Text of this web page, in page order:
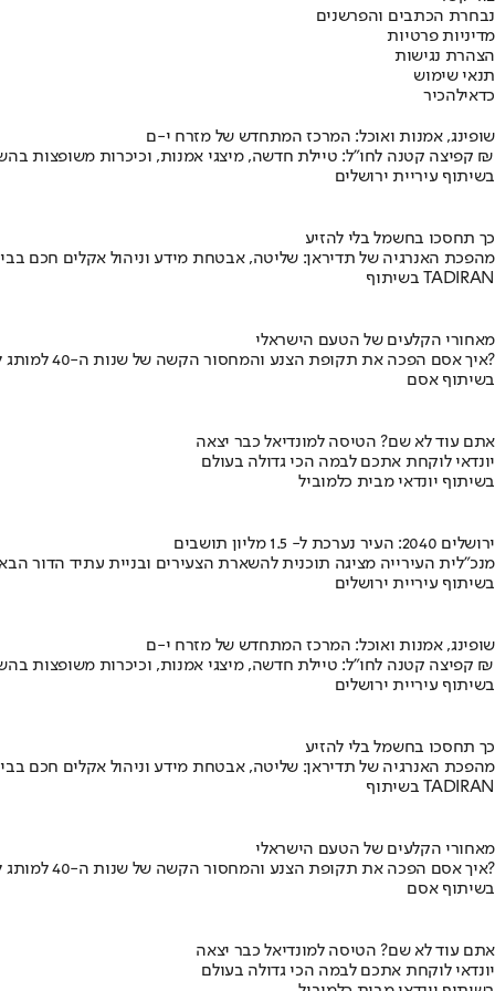
נבחרת הכתבים והפרשנים
מדיניות פרטיות
הצהרת נגישות
תנאי שימוש
כדאילהכיר
שופינג, אמנות ואוכל: המרכז המתחדש של מזרח י-ם
קפיצה קטנה לחו"ל: טיילת חדשה, מיצגי אמנות, וכיכרות משופצות בהשקעה של 100 מיליון ₪
בשיתוף עיריית ירושלים
כך תחסכו בחשמל בלי להזיע
מהפכת האנרגיה של תדיראן: שליטה, אבטחת מידע וניהול אקלים חכם
בשיתוף TADIRAN
מאחורי הקלעים של הטעם הישראלי
איך אסם הפכה את תקופת הצנע והמחסור הקשה של שנות ה-40 למותג לאומי?
בשיתוף אסם
אתם עוד לא שם? הטיסה למונדיאל כבר יצאה
יונדאי לוקחת אתכם לבמה הכי גדולה בעולם
בשיתוף יונדאי מבית כלמוביל
ירושלים 2040: העיר נערכת ל- 1.5 מליון תושבים
מנכ"לית העירייה מציגה תוכנית להשארת הצעירים ובניית עתיד הדור
בשיתוף עיריית ירושלים
שופינג, אמנות ואוכל: המרכז המתחדש של מזרח י-ם
קפיצה קטנה לחו"ל: טיילת חדשה, מיצגי אמנות, וכיכרות משופצות בהשקעה של 100 מיליון ₪
בשיתוף עיריית ירושלים
כך תחסכו בחשמל בלי להזיע
מהפכת האנרגיה של תדיראן: שליטה, אבטחת מידע וניהול אקלים חכם
בשיתוף TADIRAN
מאחורי הקלעים של הטעם הישראלי
איך אסם הפכה את תקופת הצנע והמחסור הקשה של שנות ה-40 למותג לאומי?
בשיתוף אסם
אתם עוד לא שם? הטיסה למונדיאל כבר יצאה
יונדאי לוקחת אתכם לבמה הכי גדולה בעולם